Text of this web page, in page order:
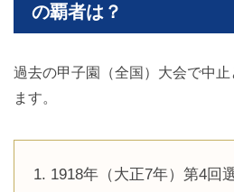
の覇者は？
過去の甲子園（全国）大会で中
ます。
1918年（大正7年）第4回